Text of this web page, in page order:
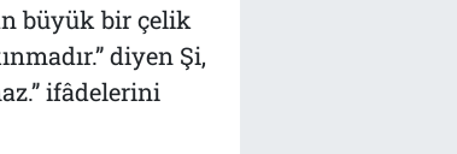
büyük bir çelik
diyen Şi,
ifâdelerini